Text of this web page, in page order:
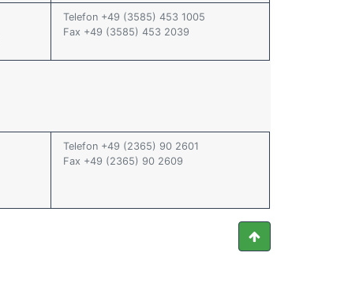
Telefon +49 (3585) 453 1005
Fax +49 (3585) 453 2039
Telefon +49 (2365) 90 2601
Fax +49 (2365) 90 2609